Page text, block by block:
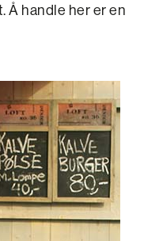
Å handle her er en